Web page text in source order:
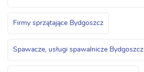
Firmy sprzątające Bydgoszcz
Spawacze, usługi spawalnicze Bydgoszcz